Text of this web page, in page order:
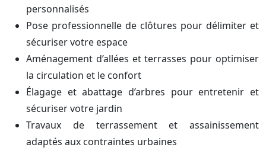
personnalisés
Pose professionnelle de clôtures pour délimiter et
sécuriser votre espace
Aménagement d’allées et terrasses pour optimiser
la circulation et le confort
Élagage et abattage d’arbres pour entretenir et
sécuriser votre jardin
Travaux de terrassement et assainissement
adaptés aux contraintes urbaines